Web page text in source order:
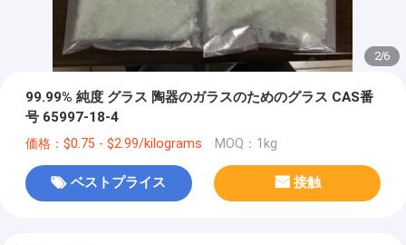
2/6
99.99% 純度 グラス 陶器のガラスのためのグラス CAS番
号 65997-18-4
価格：$0.75 - $2.99/kilograms MOQ：1kg
ベストプライス 接触